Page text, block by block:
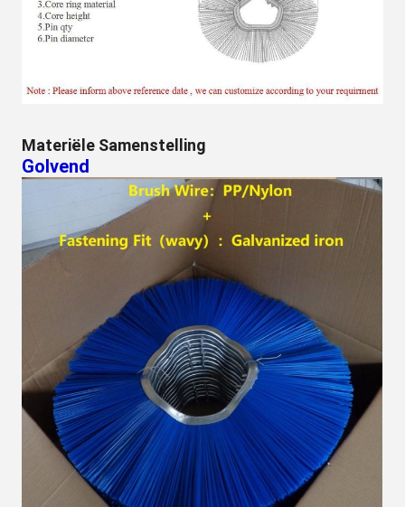
Materiële Samenstelling
Golvend